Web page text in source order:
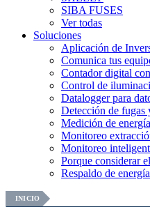
SIBA FUSES
Ver todas
Soluciones
Aplicación de
Comunica tus
Contador digital
Control de
Datalogger para
Detección de fugas
Medición de
Monitoreo
Monitoreo
Porque considerar
Respaldo de
INICIO